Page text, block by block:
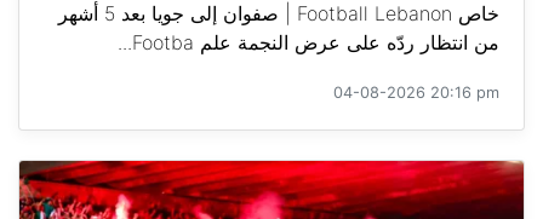
خاص Football Lebanon | صفوان إلى جويا بعد 5 أشهر
من انتظار ردّه على عرض النجمة علم Footba...
04-08-2026 20:16 pm